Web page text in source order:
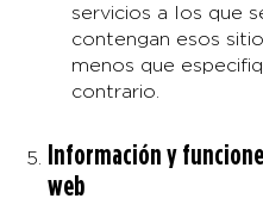
servicios a los que
contengan esos
menos que
contrario.
Información y
web